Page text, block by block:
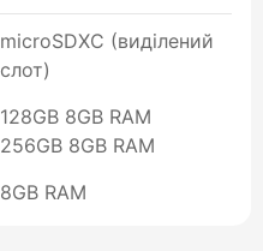
microSDXC (виділений
слот)
128GB 8GB RAM
256GB 8GB RAM
8GB RAM